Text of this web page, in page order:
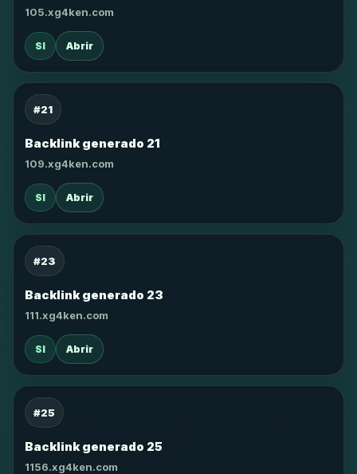
105.xg4ken.com
SI Abrir
#21
Backlink generado 21
109.xg4ken.com
SI Abrir
#23
Backlink generado 23
111.xg4ken.com
SI Abrir
#25
Backlink generado 25
1156.xg4ken.com